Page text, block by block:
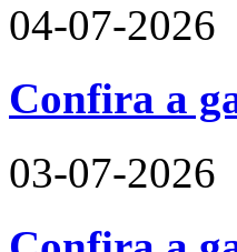
04-07-2026
Confira a
03-07-2026